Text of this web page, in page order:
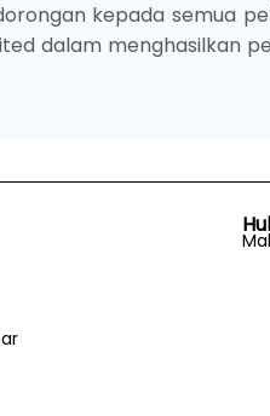
kepada semua
dalam menghasilkan